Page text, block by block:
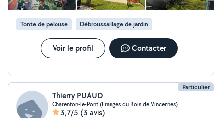
Tonte de pelouse Débroussaillage de jardin
Voir le profil Contacter
Particulier
Thierry PUAUD
Charenton-le-Pont (Franges du Bois de Vincennes)
3,7/5 (3 avis)